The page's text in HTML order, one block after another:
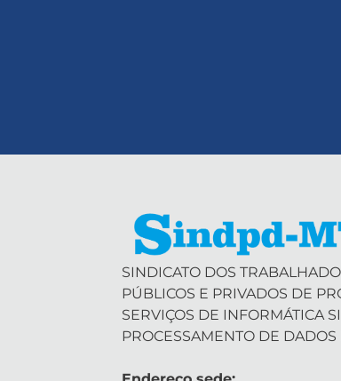
SINDICATO DOS
PÚBLICOS E PRIVADOS DE
SERVIÇOS DE INFORMÁTICA
PROCESSAMENTO DE